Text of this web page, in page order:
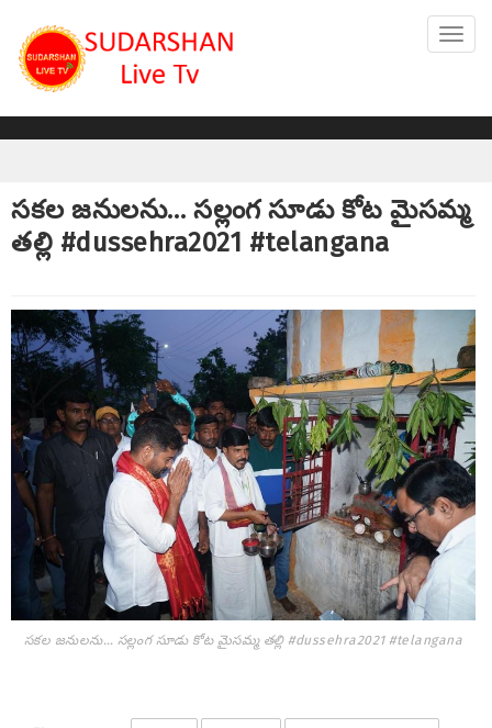
సకల జనులను… సల్లంగ సూడు కోట మైసమ్మ
తల్లి #dussehra2021 #telangana
సకల జనులను… సల్లంగ సూడు కోట మైసమ్మ తల్లి #dussehra2021 #telangana